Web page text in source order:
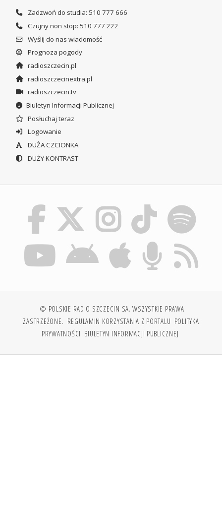
Zadzwoń do studia: 510 777 666
Czujny non stop: 510 777 222
Wyślij do nas wiadomość
Prognoza pogody
radioszczecin.pl
radioszczecinextra.pl
radioszczecin.tv
Biuletyn Informacji Publicznej
Posłuchaj teraz
Logowanie
DUŻA CZCIONKA
DUŻY KONTRAST
© POLSKIE RADIO SZCZECIN SA. WSZYSTKIE PRAWA
ZASTRZEŻONE. REGULAMIN KORZYSTANIA Z PORTALU POLITYKA
PRYWATNOŚCI BIULETYN INFORMACJI PUBLICZNEJ